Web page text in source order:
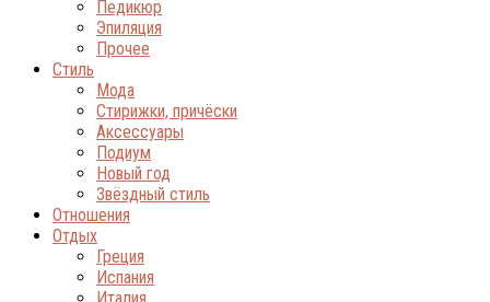
Педикюр
Эпиляция
Прочее
Стиль
Мода
Стирижки, причёски
Аксессуары
Подиум
Новый год
Звёздный стиль
Отношения
Отдых
Греция
Испания